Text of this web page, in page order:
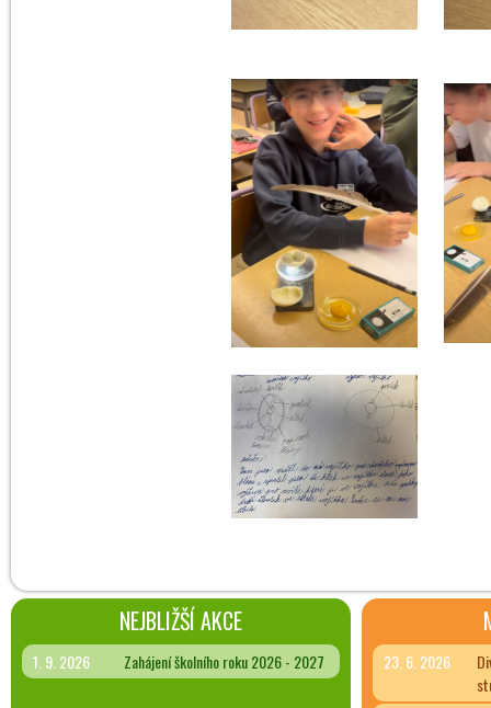
NEJBLIŽŠÍ AKCE
1. 9. 2026 Zahájení školního roku 2026 - 2027 23. 6. 2026